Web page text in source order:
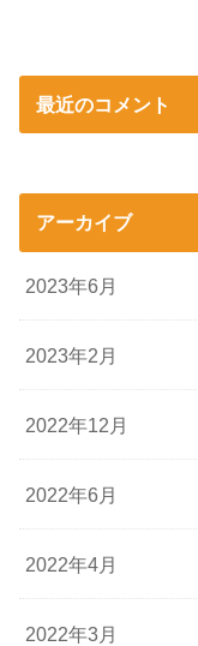
最近のコメント
アーカイブ
2023年6月
2023年2月
2022年12月
2022年6月
2022年4月
2022年3月